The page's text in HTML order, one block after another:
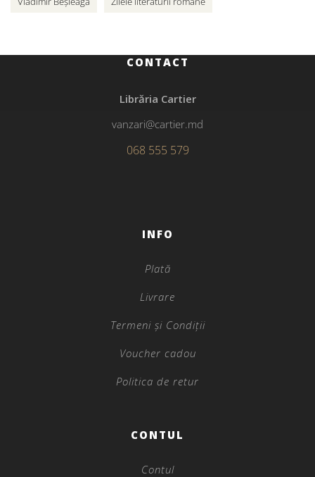
CONTACT
Librăria Cartier
vanzari@cartier.md
068 555 579
INFO
Plată
Livrare
Termeni și Condiții
Voucher cadou
Politica de retur
CONTUL
Contul